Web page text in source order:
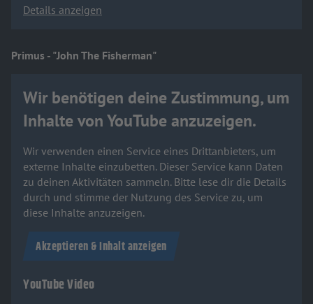
Details anzeigen
Primus - "John The Fisherman"
Wir benötigen deine Zustimmung, um
Inhalte von YouTube anzuzeigen.
Wir verwenden einen Service eines Drittanbieters, um
externe Inhalte einzubetten. Dieser Service kann Daten
zu deinen Aktivitäten sammeln. Bitte lese dir die Details
durch und stimme der Nutzung des Service zu, um
diese Inhalte anzuzeigen.
Akzeptieren & Inhalt anzeigen
YouTube Video